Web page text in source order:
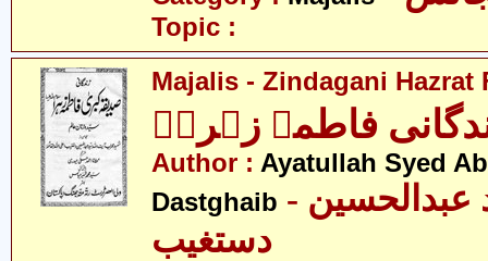
Topic :
Majalis - Zindagani Hazrat
فاطمہ زہراؑ
Author : Ayatullah Syed
Dastghaib - آیت اللہ سید عبدالحسین
دستغیب